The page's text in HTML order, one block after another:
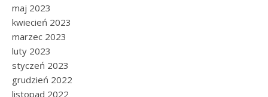
maj 2023
kwiecień 2023
marzec 2023
luty 2023
styczeń 2023
grudzień 2022
listopad 2022